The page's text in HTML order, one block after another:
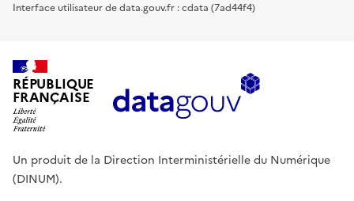
Interface utilisateur de data.gouv.fr : cdata (7ad44f4)
RÉPUBLIQUE
FRANÇAISE
Un produit de la Direction Interministérielle du Numérique
(DINUM).